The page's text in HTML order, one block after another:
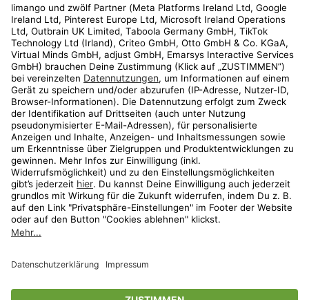
Kundenservice
Shop
Aktionen
Travel